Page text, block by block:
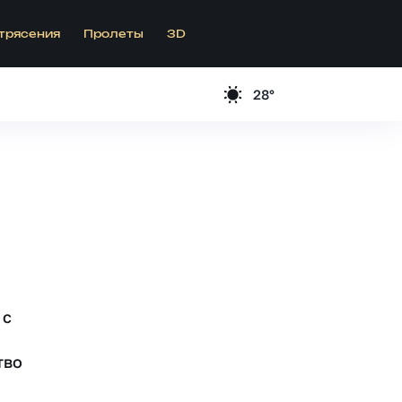
Пролеты 3D
28°